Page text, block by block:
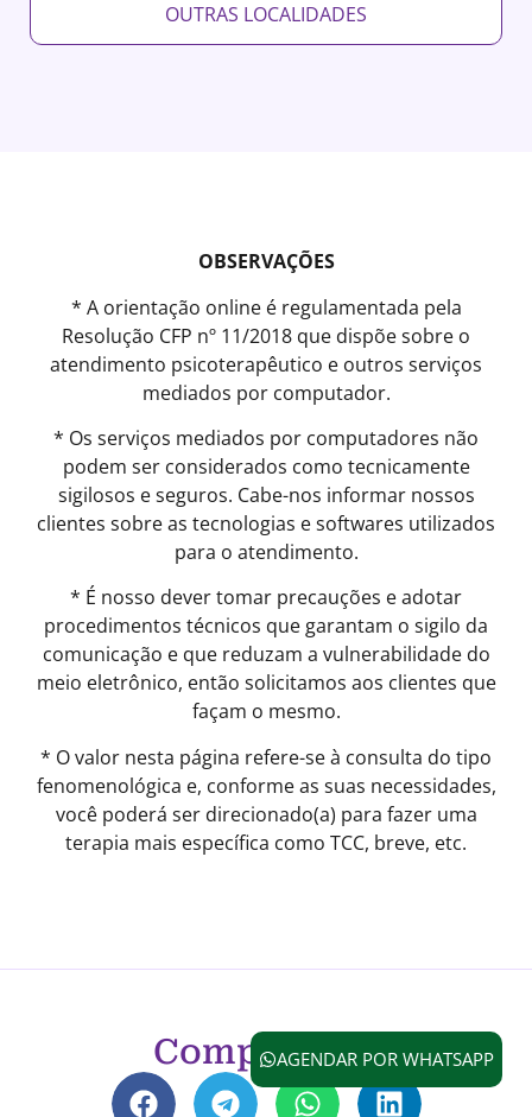
OUTRAS LOCALIDADES
OBSERVAÇÕES
* A orientação online é regulamentada pela
Resolução CFP nº 11/2018 que dispõe sobre o
atendimento psicoterapêutico e outros serviços
mediados por computador.
* Os serviços mediados por computadores não
podem ser considerados como tecnicamente
sigilosos e seguros. Cabe-nos informar nossos
clientes sobre as tecnologias e softwares utilizados
para o atendimento.
* É nosso dever tomar precauções e adotar
procedimentos técnicos que garantam o sigilo da
comunicação e que reduzam a vulnerabilidade do
meio eletrônico, então solicitamos aos clientes que
façam o mesmo.
* O valor nesta página refere-se à consulta do tipo
fenomenológica e, conforme as suas necessidades,
você poderá ser direcionado(a) para fazer uma
terapia mais específica como TCC, breve, etc.
CompartilheAGENDAR POR WHATSAPP